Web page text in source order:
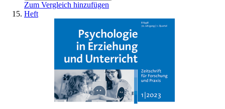
Zum Vergleich hinzufügen
Heft